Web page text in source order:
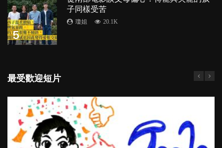
5
子同樣受苦
瓊姐 20.1K
最受歡迎短片